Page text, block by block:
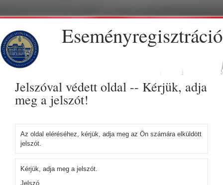
Eseményregisztráció
Jelszóval védett oldal -- Kérjük, adja
meg a jelszót!
Az oldal eléréséhez, kérjük, adja meg az Ön számára elküldött
jelszót.
Kérjük, adja meg a jelszót.
Jelszó